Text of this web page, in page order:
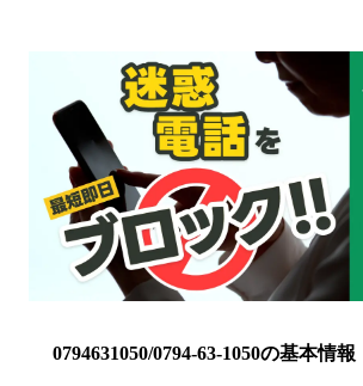
0794631050/0794-63-1050の基本情報